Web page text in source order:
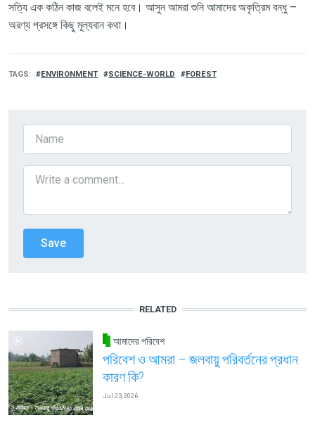
সত্যি এক কঠিন কাজ বলেই মনে হবে। আসুন আমরা শুনি আমাদেরঅকৃত্রিম বন্ধু –
অরণ্য প্রসঙ্গে কিছু মূল্যবান কথা।
TAGS ENVIRONMENT SCIENCE-WORLD FOREST
RELATED
আমাদের পরিবেশ
পরিবেশ ও আমরা – জলবায়ু পরিবর্তনের প্রধান
কারণ কি?
Jul 23, 2026